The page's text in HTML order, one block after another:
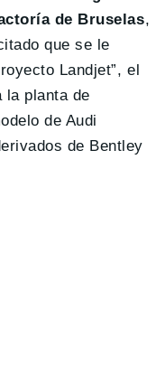
de Bruselas,
que se le
Landjet”, el
la planta de
de Audi
de Bentley